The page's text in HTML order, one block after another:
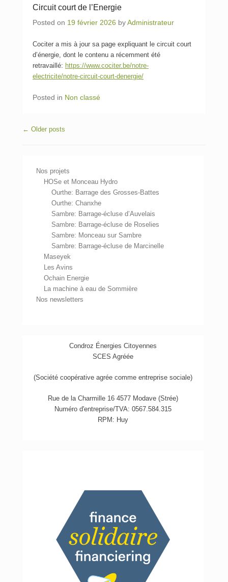
Circuit court de l’Energie
Posted on 19 février 2026 byAdministrateur
Cociter a mis à jour sa page expliquant le circuit court
d’énergie, dont le contenu a récemment été
retravaillé: https://www.cociter.be/notre-
electricite/notre-circuit-court-denergie/
Posted in Non classé
Post navigation
← Older posts
Nos projets
HOSe et Monceau Hydro
Ourthe: Barrage des Grosses-Battes
Ourthe: Chanxhe
Sambre: Barrage-écluse d’Auvelais
Sambre: Barrage-écluse de Roselies
Sambre: Monceau sur Sambre
Sambre: Barrage-écluse de Marcinelle
Maseyek
Les Avins
Ochain Energie
La machine à eau de Sommière
Nos newsletters
Condroz Énergies Citoyennes
SCES Agréée
(Société coopérative agrée comme entreprise sociale)
Rue de la Charmille 16 4577 Modave (Strée)
Numéro d'entreprise/TVA: 0567.584.315
RPM: Huy